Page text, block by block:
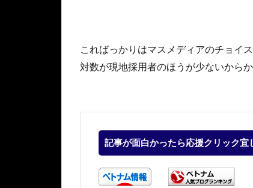
こればっかりはマスメディアのチョイ
対数が現地採用者のほうが少ないから
記事が面白かったら応援クリック宜